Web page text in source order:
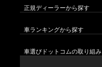
正規ディーラーから探す
車ランキングから探す
車選びドットコムの取り組み